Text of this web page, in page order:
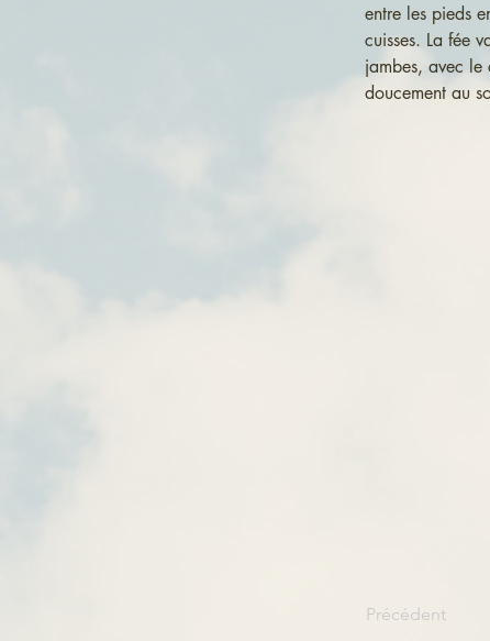
entre les pieds
cuisses. La fée
jambes, avec
doucement au
Précédent